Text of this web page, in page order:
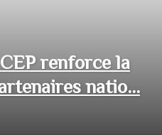
renforce la
natio...